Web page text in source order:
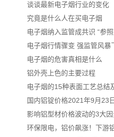
谈谈最新电子烟行业的变化
究竟是什么人在买电子烟
电子烟纳入监管成共识 “参
电子烟行情骤变 强监管风
电子烟的危害真相是什么
铝外壳上色的主要过程
电子烟的15种表面工艺总结
国内铝锭价格2021年9月23
影响铝型材价格波动的3大
环保限电，铝价飙涨！下游